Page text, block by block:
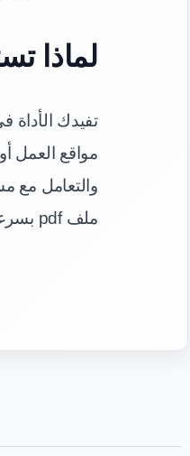
لماذا
مواقع العمل
والتعامل مع
ملف pdf بسرعة، فهذه الأداة تمنحك نتائج عملية مع خطوات واضحة.